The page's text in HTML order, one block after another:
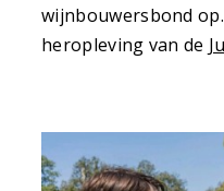
wijnbouwersbond
heropleving van de